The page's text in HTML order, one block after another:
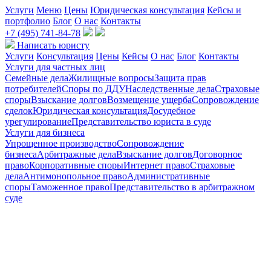
Услуги Меню Цены Юридическая консультация Кейсы и
портфолио Блог О нас Контакты
+7 (495) 741-84-78
Написать юристу
Услуги Консультация Цены Кейсы О нас Блог Контакты
Услуги для частных лиц
Семейные делаЖилищные вопросыЗащита прав
потребителейСпоры по ДДУНаследственные делаСтраховые
спорыВзыскание долговВозмещение ущербаСопровождение
сделокЮридическая консультацияДосудебное
урегулированиеПредставительство юриста в суде
Услуги для бизнеса
Упрощенное производствоСопровождение
бизнесаАрбитражные делаВзыскание долговДоговорное
правоКорпоративные спорыИнтернет правоСтраховые
делаАнтимонопольное правоАдминистративные
спорыТаможенное правоПредставительство в арбитражном
суде